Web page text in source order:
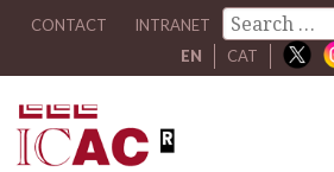
CONTACT INTRANET
EN
CAT